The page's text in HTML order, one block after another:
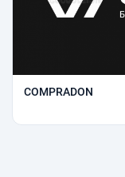
COMPRADON